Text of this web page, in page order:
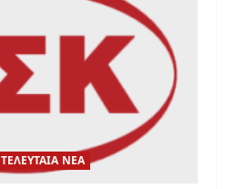
ΤΕΛΕΥΤΑΙΑ ΝΕΑ